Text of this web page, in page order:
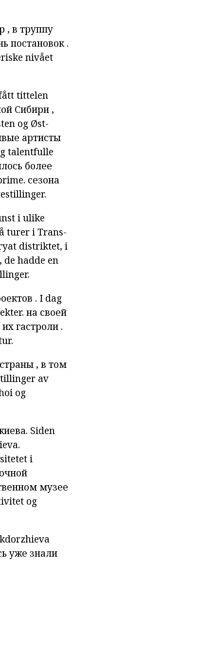
, в труппу
постановок.
nivået
tittelen
Сибири ,
og Øst-
артисты
talentfulle
более
сезона
i ulike
turer i Trans-
distriktet, i
hadde en
. I dag
на своей
ихгастроли .
страны , в том
av
og
Siden
i
музее
og
уже знали